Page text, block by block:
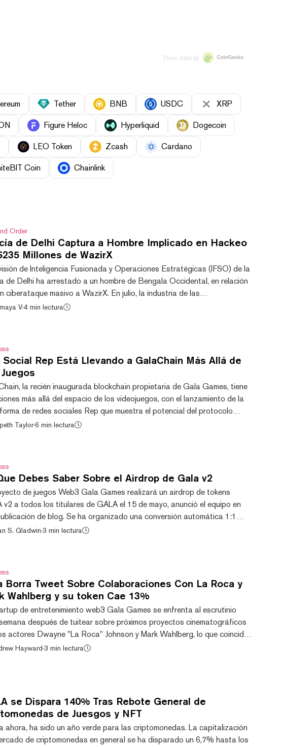
Price data by
Tether BNB USDC XRP
Figure Heloc Hyperliquid Dogecoin
LEO Token Zcash Cardano
Coin Chainlink
Order
de Delhi Captura a Hombre Implicado en Hackeo
Millones de WazirX
de Inteligencia Fusionada y Operaciones Estratégicas (IFSO) de la
de Delhi ha arrestado a un hombre de Bengala Occidental, en relación
ciberataque masivo a WazirX. En julio, la industria de las
presenció el hackeo del mayor exchange de criptomonedas de
V·4 min lectura
Social Rep Está Llevando a GalaChain Más Allá de
la recién inaugurada blockchain propietaria de Gala Games, tiene
más allá del espacio de los videojuegos, con el lanzamiento de la
de redes sociales Rep que muestra el potencial del protocolo
"La gente nos ve como un proyecto de metaverso o de
Taylor·6 min lectura
Debes Saber Sobre el Airdrop de Gala v2
de juegos Web3 Gala Games realizará un airdrop de tokens
v2 a todos los titulares de GALA el 15 de mayo, anunció el equipo en
de blog. Se ha organizado una conversión automática 1:1
los usuarios, con soporte para el token GALA v1 que se dejará
S. Gladwin·3 min lectura
Borra Tweet Sobre Colaboraciones Con La Roca y
Wahlberg y su token Cae 13%
de entretenimiento web3 Gala Games se enfrenta al escrutinio
después de tuitear sobre próximos proyectos cinematográficos
actores Dwayne "La Roca" Johnson y Mark Wahlberg, lo que coincidió
subida masiva del valor de su token GALA. Pero ahora el tweet ha
Hayward·3 min lectura
se Dispara 140% Tras Rebote General de
de Juesgos y NFT
ahora, ha sido un año verde para las criptomonedas. La capitalización
de criptomonedas en general se ha disparado un 6,7% hasta los